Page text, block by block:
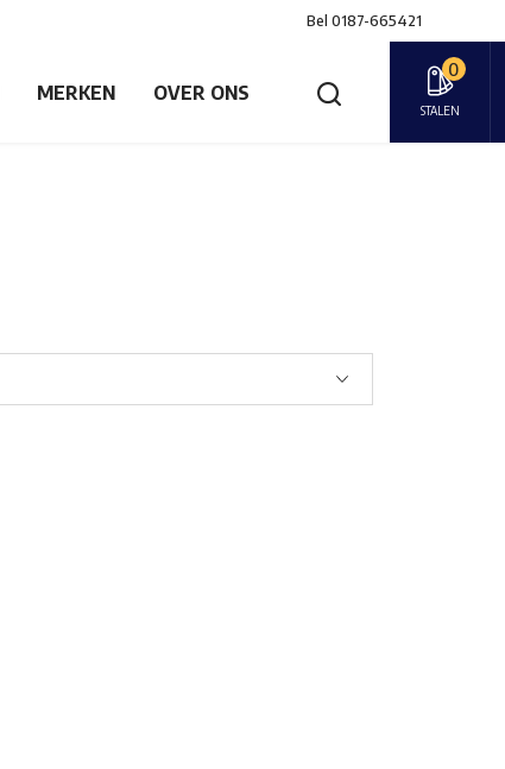
Bel 0187-665421
MERKEN OVER ONS
0
STALEN